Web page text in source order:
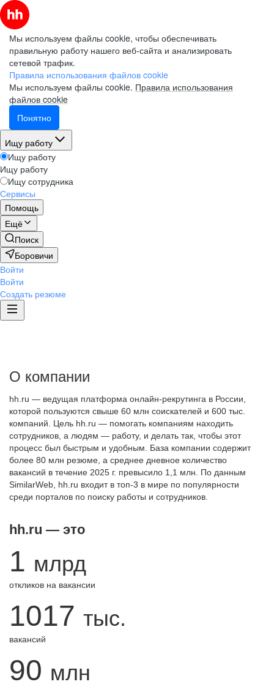
Мы используем файлы cookie, чтобы обеспечивать
правильную работу нашего веб-сайта и анализировать
сетевой трафик.
Правила использования файлов cookie
Мы используем файлы cookie. Правила использования
файлов cookie
Понятно
Ищу работу
Ищу работу
Ищу работу
Ищу сотрудника
Сервисы
Помощь
Ещё
Поиск
Боровичи
Войти
Войти
Создать резюме
О компании
hh.ru — ведущая платформа онлайн-рекрутинга в России,
которой пользуются свыше 60 млн соискателей и 600 тыс.
компаний. Цель hh.ru — помогать компаниям находить
сотрудников, а людям — работу, и делать так, чтобы этот
процесс был быстрым и удобным. База компании содержит
более 80 млн резюме, а среднее дневное количество
вакансий в течение 2025 г. превысило 1,1 млн. По данным
SimilarWeb, hh.ru входит в топ-3 в мире по популярности
среди порталов по поиску работы и сотрудников.
hh.ru — это
1 млрд
откликов на вакансии
1017 тыс.
вакансий
90 млн